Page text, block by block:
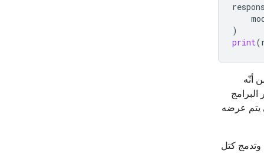
)
print(
أنّه
يتم عرضه
وتدمج كتل